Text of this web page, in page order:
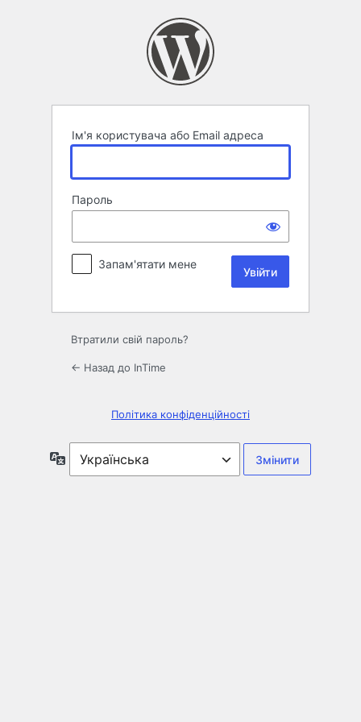
Ім'я користувача або Email адреса
Пароль
Запам'ятати мене
Втратили свій пароль?
← Назад до InTime
Політика конфіденційності
Мова